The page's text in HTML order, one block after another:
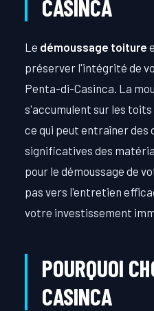
CASINCA
Le démoussage toiture
préserver l'intégrité de
Penta-di-Casinca. La
s'accumulent sur les
ce qui peut entraîner des
significatives des
pour le démoussage de
pas vers l'entretien
votre investissement
POURQUOI
CASINCA